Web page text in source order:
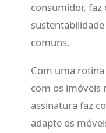
consumidor, faz
comuns.
Com uma
com os imóveis
assinatura faz
adapte os